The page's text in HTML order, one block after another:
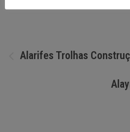
Navegação
Alarifes Trolhas